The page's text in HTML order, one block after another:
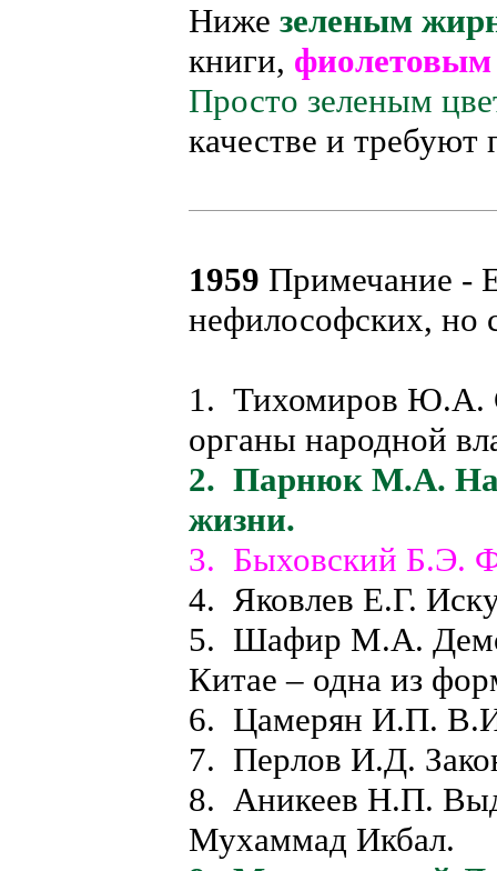
Ниже зеленым
книги,
Просто зеленым
качестве и требуют
1959 Примечание -
нефилософских, но
1. Тихомиров Ю.А.
органы народной
2. Парнюк М.А.
жизни.
3. Быховский Б.Э.
4. Яковлев Е.Г.
5. Шафир М.А.
Китае – одна из
6. Цамерян И.П.
7. Перлов И.Д.
8. Аникеев Н.П.
Мухаммад Икбал.